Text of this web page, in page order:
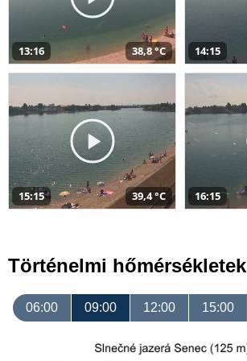
13:16 38,8 °C 14:15
15:15 39,4 °C 16:15
Történelmi hőmérsékletek
06:00 09:00 12:00 15:00